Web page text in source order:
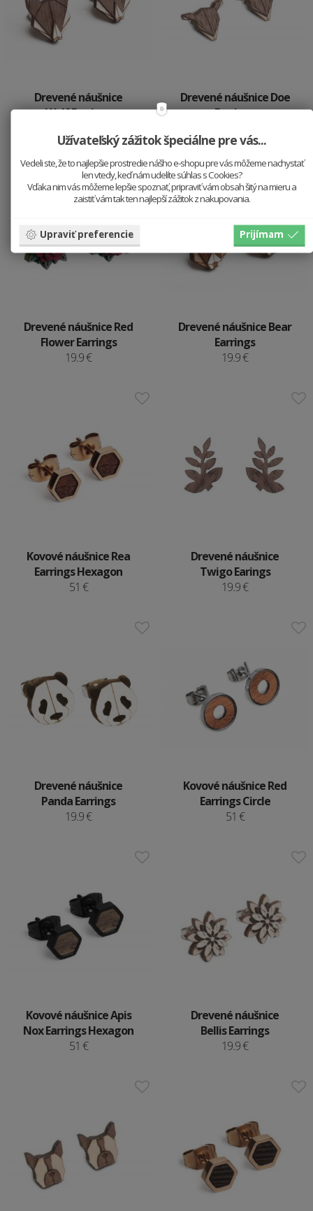
Drevené náušnice
Wolf Earrings
Drevené náušnice Doe
Earrings
Drevené náušnice Red
Flower Earrings
19.9 €
Drevené náušnice Bear
Earrings
19.9 €
Kovové náušnice Rea
Earrings Hexagon
51 €
Drevené náušnice
Twigo Earings
19.9 €
Drevené náušnice
Panda Earrings
19.9 €
Kovové náušnice Red
Earrings Circle
51 €
Kovové náušnice Apis
Nox Earrings Hexagon
51 €
Drevené náušnice
Bellis Earrings
19.9 €
Užívateľský zážitok špeciálne pre vás...
Vedeli ste, že to najlepšie prostredie nášho e-shopu pre vás môžeme nachystať
len vtedy, keď nám udelíte súhlas s Cookies?
Vďaka nim vás môžeme lepšie spoznať, pripraviť vám obsah šitý na mieru a
zaistiť vám tak ten najlepší zážitok z nakupovania.
Upraviť preferencie Prijímam